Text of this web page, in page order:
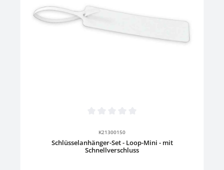
K21300150
Schlüsselanhänger-Set - Loop-Mini - mit
Schnellverschluss